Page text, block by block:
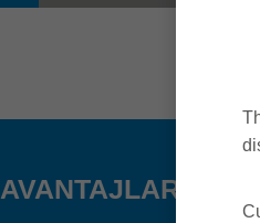
AVANTAJLARINIZ ...